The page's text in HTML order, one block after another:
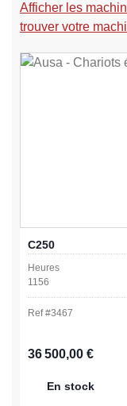
Afficher les
trouver votre
C250
Heures
1156
Ref #3467
Prix régulier :
36 500,00 €
En stock